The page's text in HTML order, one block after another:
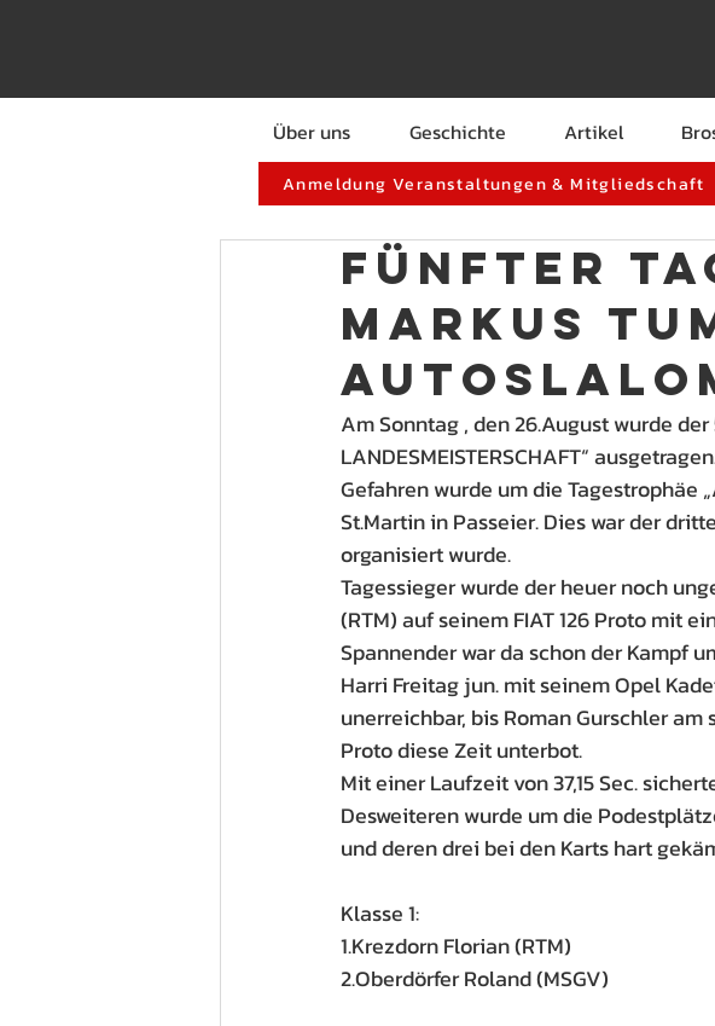
Über uns Geschichte Artikel
Anmeldung Veranstaltungen & Mitgliedschaft
Fünfter
Markus
Am Sonntag , den 26.August wurde der
LANDESMEISTERSCHAFT“
Gefahren wurde um die Tagestrophäe
St.Martin in Passeier. Dies war der
organisiert wurde.
Tagessieger wurde der heuer noch
(RTM) auf seinem FIAT 126 Proto mit
Spannender war da schon der Kampf
Harri Freitag jun. mit seinem Opel
unerreichbar, bis Roman Gurschler
Proto diese Zeit unterbot.
Mit einer Laufzeit von 37,15 Sec.
Desweiteren wurde um die
und deren drei bei den Karts hart
Klasse 1:
1.Krezdorn Florian (RTM)
2.Oberdörfer Roland (MSGV)